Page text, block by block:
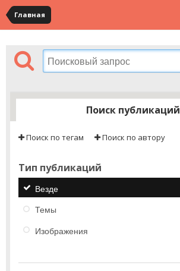
Главная
Поиск публикаций
Поиск по тегам Поиск по автору
Тип публикаций
Везде
Темы
Изображения